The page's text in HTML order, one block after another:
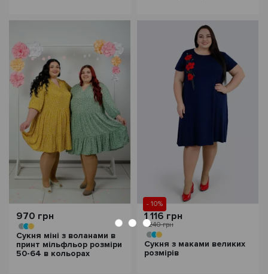
970 грн
Сукня міні з воланами в
принт мільфльор розміри
50-64 в кольорах
- 10%
1 116 грн
1 240 грн
Сукня з маками великих
розмірів